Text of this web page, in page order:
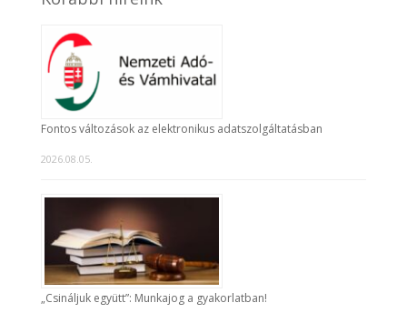
Fontos változások az elektronikus adatszolgáltatásban
2026.08.05.
„Csináljuk együtt”: Munkajog a gyakorlatban!